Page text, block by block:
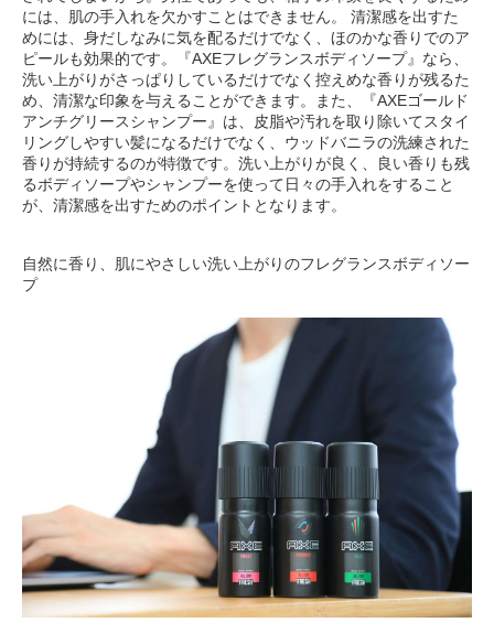
には、肌の手入れを欠かすことはできません。 清潔感を出すた
めには、身だしなみに気を配るだけでなく、ほのかな香りでのア
ピールも効果的です。『AXEフレグランスボディソープ』なら、
洗い上がりがさっぱりしているだけでなく控えめな香りが残るた
め、清潔な印象を与えることができます。また、『AXEゴールド
アンチグリースシャンプー』は、皮脂や汚れを取り除いてスタイ
リングしやすい髪になるだけでなく、ウッドバニラの洗練された
香りが持続するのが特徴です。洗い上がりが良く、良い香りも残
るボディソープやシャンプーを使って日々の手入れをすること
が、清潔感を出すためのポイントとなります。
自然に香り、肌にやさしい洗い上がりのフレグランスボディソー
プ